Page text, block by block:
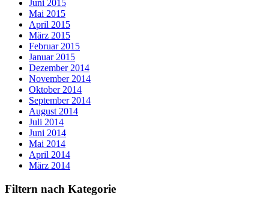
Juni 2015
Mai 2015
April 2015
März 2015
Februar 2015
Januar 2015
Dezember 2014
November 2014
Oktober 2014
September 2014
August 2014
Juli 2014
Juni 2014
Mai 2014
April 2014
März 2014
Filtern nach Kategorie